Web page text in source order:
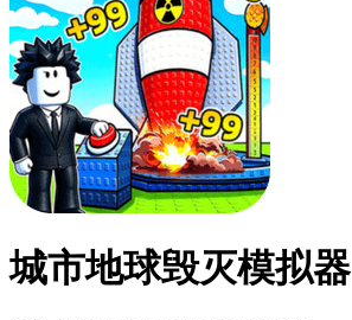
城市地球毁灭模拟器